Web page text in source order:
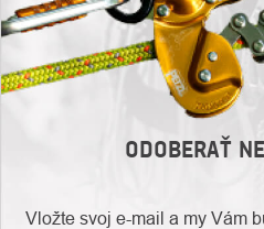
ODOBERAŤ
Vložte svoj e-mail a my Vám